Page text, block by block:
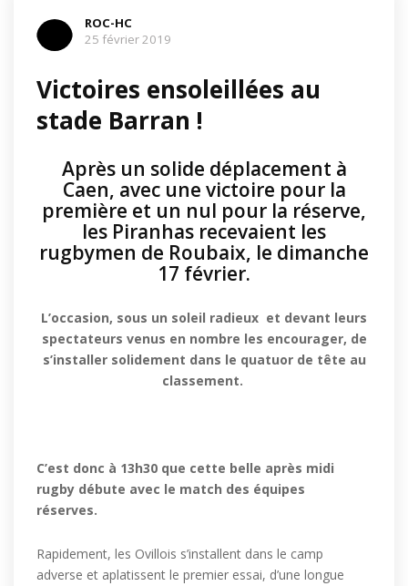
ROC-HC
25 février 2019
Victoires ensoleillées au
stade Barran !
Après un solide déplacement à
Caen, avec une victoire pour la
première et un nul pour la réserve,
les Piranhas recevaient les
rugbymen de Roubaix, le dimanche
17 février.
L’occasion, sous un soleil radieux et devant leurs
spectateurs venus en nombre les encourager, de
s’installer solidement dans le quatuor de tête au
classement.
C’est donc à 13h30 que cette belle après midi
rugby débute avec le match des équipes
réserves.
Rapidement, les Ovillois s’installent dans le camp
adverse et aplatissent le premier essai, d’une longue